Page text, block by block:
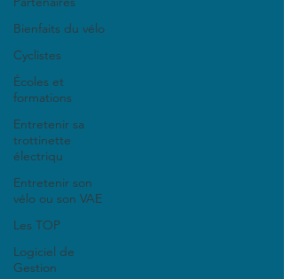
Bienfaits du vélo
Cyclistes
Écoles et
formations
Entretenir sa
trottinette
électriqu
Entretenir son
vélo ou son VAE
Les TOP
Logiciel de
Gestion